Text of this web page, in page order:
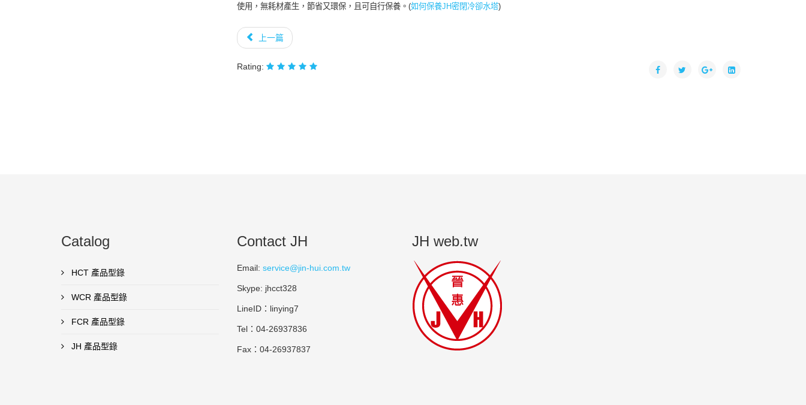
使用，無耗材產生，節省又環保，且可自行保養。(如何保養JH密閉冷卻水塔)
上一篇
Rating:
Catalog
HCT 產品型錄
WCR 產品型錄
FCR 產品型錄
JH 產品型錄
Contact JH
Email: service@jin-hui.com.tw
Skype: jhcct328
LineID：linying7
Tel：04-26937836
Fax：04-26937837
JH web.tw